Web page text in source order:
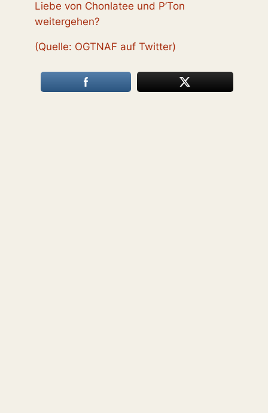
Liebe von Chonlatee und P’Ton
weitergehen?
(Quelle: OGTNAF auf Twitter)